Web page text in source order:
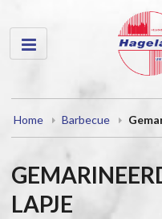
Home Barbecue
LAPJE